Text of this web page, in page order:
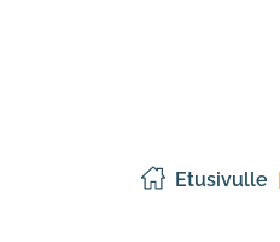
Etusivulle